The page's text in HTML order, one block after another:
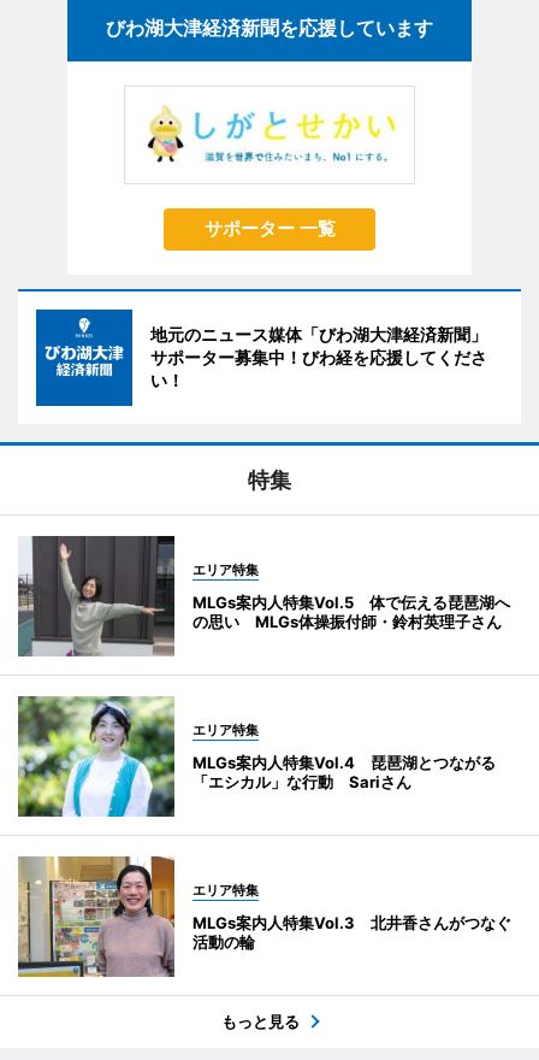
びわ湖大津経済新聞を応援しています
サポーター 一覧
地元のニュース媒体「びわ湖大津経済新聞」
サポーター募集中！びわ経を応援してくださ
い！
特集
エリア特集
MLGs案内人特集Vol.5 体で伝える琵琶湖へ
の思い MLGs体操振付師・鈴村英理子さん
エリア特集
MLGs案内人特集Vol.4 琵琶湖とつながる
「エシカル」な行動 Sariさん
エリア特集
MLGs案内人特集Vol.3 北井香さんがつなぐ
活動の輪
もっと見る